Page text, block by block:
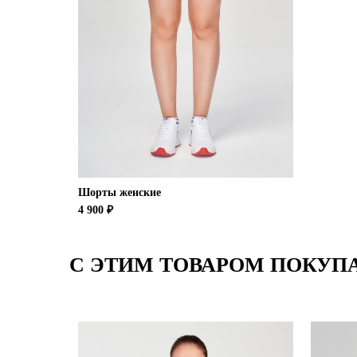
Шорты женские
4 900 ₽
С ЭТИМ ТОВАРОМ